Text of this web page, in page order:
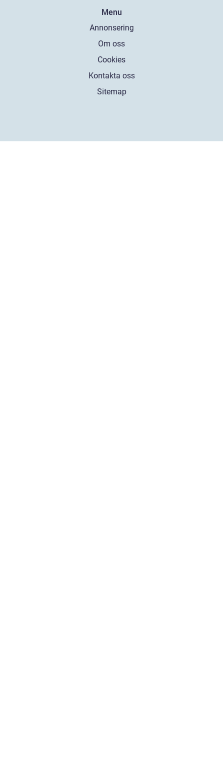
Menu
Annonsering
Om oss
Cookies
Kontakta oss
Sitemap